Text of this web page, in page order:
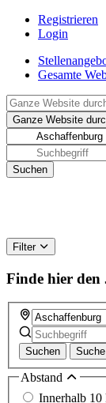
Registrieren
Login
Gesamte
Filter
Finde hier den
Suchen Suche
Abstand
Innerhalb 10